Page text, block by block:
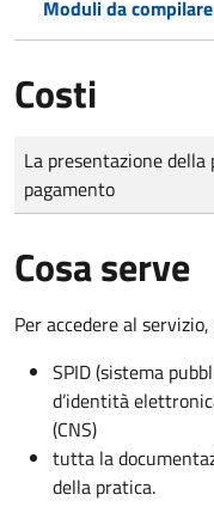
Moduli da
Costi
Tipo di pagamento
Importo
La presentazione
pagamento
Cosa serve
Per accedere al
SPID (sistema
d’identità
(CNS)
tutta la
della pratica.